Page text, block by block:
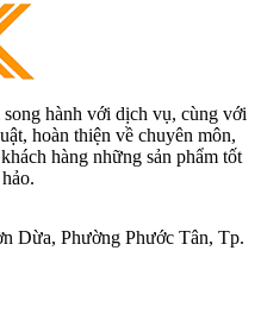
hành với dịch vụ, cùng với
hoàn thiện về chuyên môn,
hàng những sản phẩm tốt
Dừa, Phường Phước Tân, Tp.